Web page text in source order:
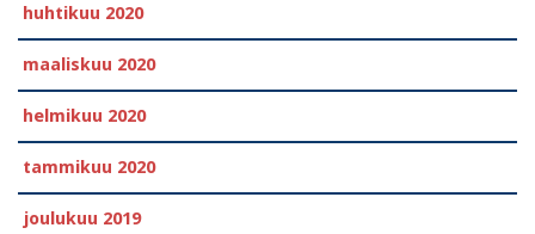
huhtikuu 2020
maaliskuu 2020
helmikuu 2020
tammikuu 2020
joulukuu 2019